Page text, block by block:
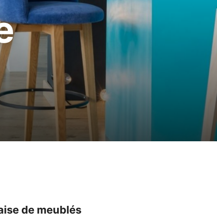
de meublés